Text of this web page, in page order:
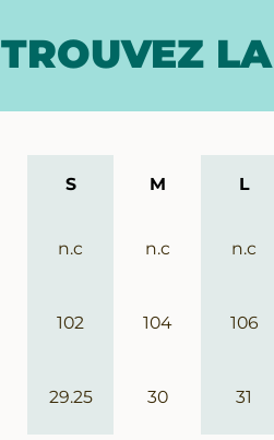
TROUVEZ
S M L
n.c n.c n.c
102 104 106
29.25 30 31